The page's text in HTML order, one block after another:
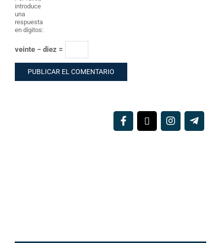
introduce
una
respuesta
en dígitos:
veinte − diez =